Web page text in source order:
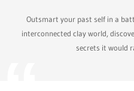
Outsmart your past self in a
interconnected clay world,
secrets it would